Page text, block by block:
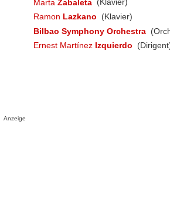
Marta Zabaleta (Klavier)
Ramon Lazkano
(Klavier)
Bilbao Symphony Orchestra
Ernest Martínez Izquierdo
Anzeige